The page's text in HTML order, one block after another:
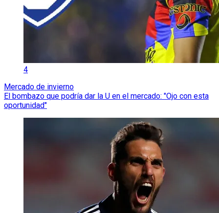
4
Mercado de invierno
El bombazo que podría dar la U en el mercado: "Ojo con esta
oportunidad"